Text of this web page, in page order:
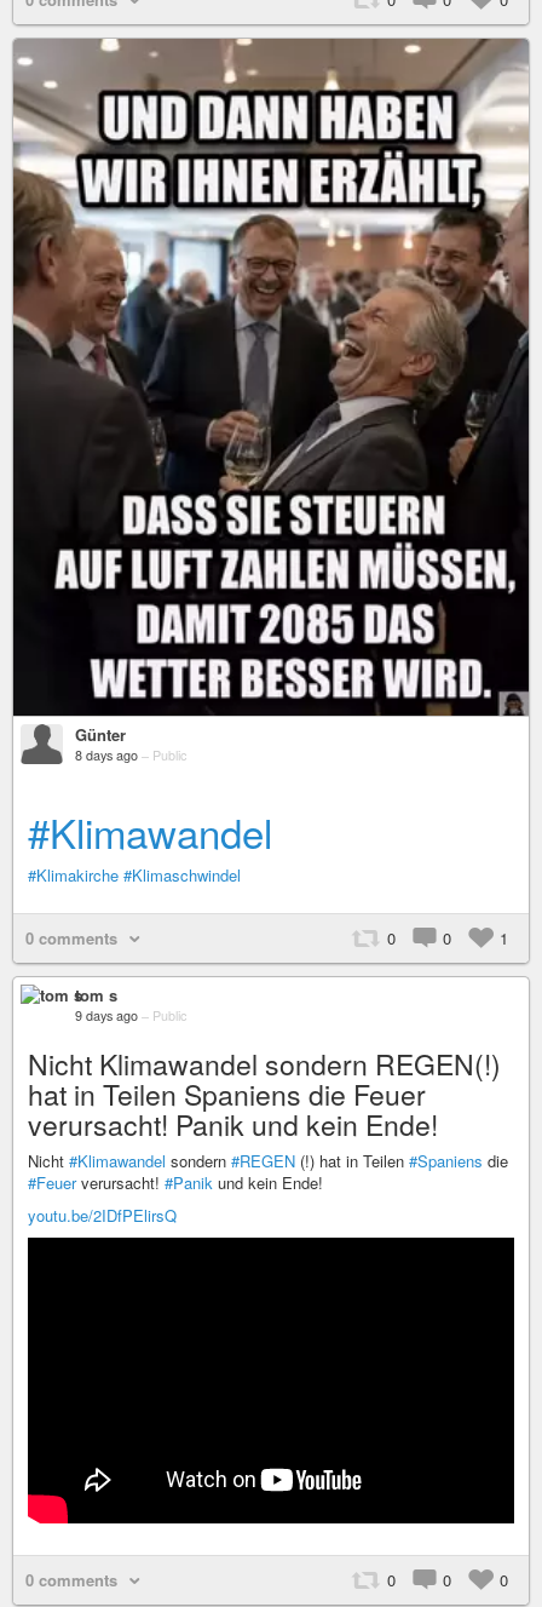
Günter
8 days ago – Public
#Klimawandel
#Klimakirche #Klimaschwindel
0 comments 0 0 1
tom s
9 days ago – Public
Nicht Klimawandel sondern REGEN(!)
hat in Teilen Spaniens die Feuer
verursacht! Panik und kein Ende!
Nicht #Klimawandel sondern #REGEN (!) hat in Teilen #Spaniens die
#Feuerverursacht! #Panik und kein Ende!
youtu.be/2IDfPElirsQ
0 comments 0 0 0